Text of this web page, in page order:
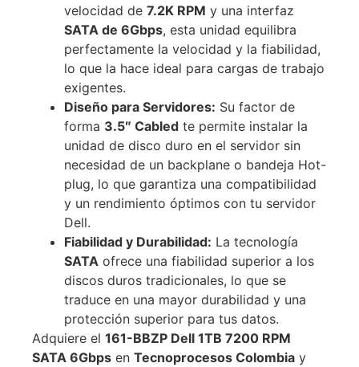
velocidad de 7.2K RPM y una interfaz
SATA de 6Gbps, esta unidad equilibra
perfectamente la velocidad y la fiabilidad,
lo que la hace ideal para cargas de trabajo
exigentes.
Diseño para Servidores: Su factor de
forma 3.5″ Cabled te permite instalar la
unidad de disco duro en el servidor sin
necesidad de un backplane o bandeja Hot-
plug, lo que garantiza una compatibilidad
y un rendimiento óptimos con tu servidor
Dell.
Fiabilidad y Durabilidad: La tecnología
SATA ofrece una fiabilidad superior a los
discos duros tradicionales, lo que se
traduce en una mayor durabilidad y una
protección superior para tus datos.
Adquiere el 161-BBZP Dell 1TB 7200 RPM
SATA 6Gbps en Tecnoprocesos Colombia y